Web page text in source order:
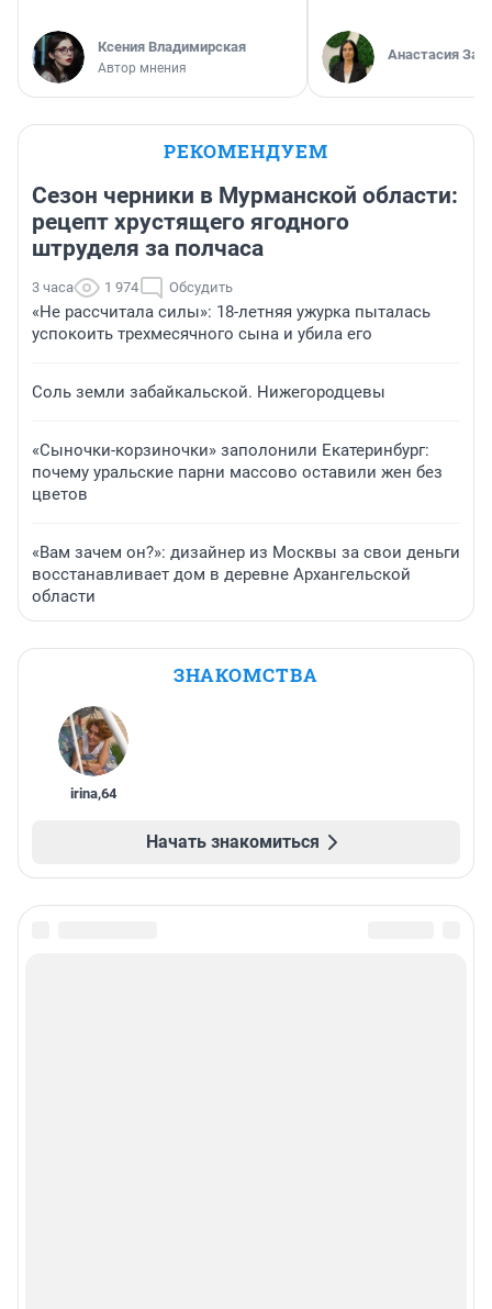
Ксения Владимирская
Автор мнения
Анастасия
РЕКОМЕНДУЕМ
Сезон черники в Мурманской области:
рецепт хрустящего ягодного
штруделя за полчаса
3 часа 1 974 Обсудить
«Не рассчитала силы»: 18-летняя ужурка пыталась
успокоить трехмесячного сына и убила его
Соль земли забайкальской. Нижегородцевы
«Сыночки-корзиночки» заполонили Екатеринбург:
почему уральские парни массово оставили жен без
цветов
«Вам зачем он?»: дизайнер из Москвы за свои деньги
восстанавливает дом в деревне Архангельской
области
ЗНАКОМСТВА
irina,64
Начать знакомиться